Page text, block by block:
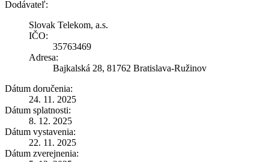
Dodávateľ:
Slovak Telekom, a.s.
IČO:
35763469
Adresa:
Bajkalská 28, 81762 Bratislava-Ružinov
Dátum doručenia:
24. 11. 2025
Dátum splatnosti:
8. 12. 2025
Dátum vystavenia:
22. 11. 2025
Dátum zverejnenia: